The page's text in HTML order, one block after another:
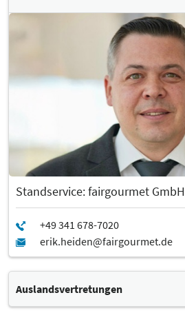
Standservice: fairgourmet GmbH
Auslandsvertretungen